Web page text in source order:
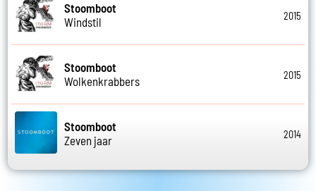
Stoomboot
Windstil
2015
Stoomboot
Wolkenkrabbers
2015
Stoomboot
Zeven jaar
2014